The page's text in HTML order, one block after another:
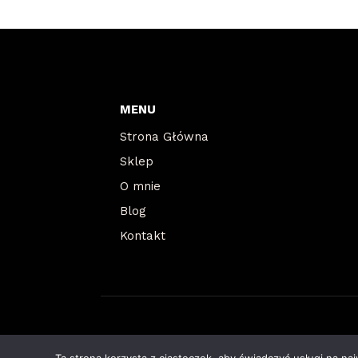
MENU
Strona Główna
Sklep
O mnie
Blog
Kontakt